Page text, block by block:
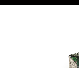
Collezione Arkof
Collezione Arkof
SMARTDESK